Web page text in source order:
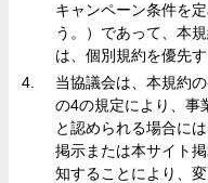
キャンペーン条件を
う。）であって、本
は、個別規約を優先す
当協議会は、本規約
の4の規定により、事
と認められる場合に
掲示または本サイト
知することにより、